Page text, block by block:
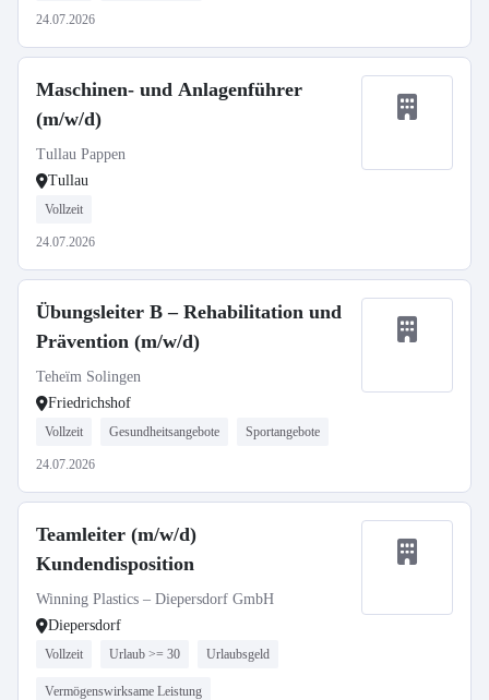
24.07.2026
Maschinen- und Anlagenführer
(m/w/d)
Tullau Pappen
Tullau
Vollzeit
24.07.2026
Übungsleiter B – Rehabilitation und
Prävention (m/w/d)
Teheïm Solingen
Friedrichshof
Vollzeit Gesundheitsangebote Sportangebote
24.07.2026
Teamleiter (m/w/d)
Kundendisposition
Winning Plastics – Diepersdorf GmbH
Diepersdorf
Vollzeit Urlaub >= 30 Urlaubsgeld
Vermögenswirksame Leistung